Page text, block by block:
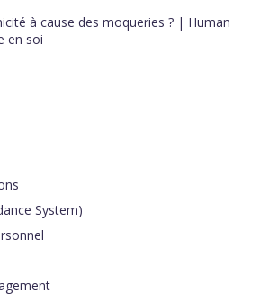
à cause des moqueries ? | Human
en soi
System)